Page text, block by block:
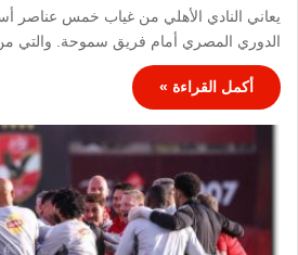
يعاني النادي الأهلي من غياب خمس عناصر
الدوري المصري أمام فريق سموحة. والتي من
أكمل القراءة »